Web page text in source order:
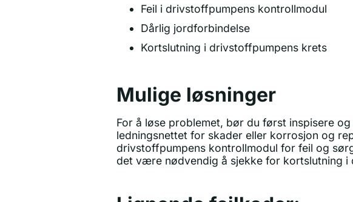
Feil i drivstoffpumpens kontrollmodul
Dårlig jordforbindelse
Kortslutning i drivstoffpumpens krets
Mulige løsninger
For å løse problemet, bør du først inspisere
ledningsnettet for skader eller korrosjon og
drivstoffpumpens kontrollmodul for feil og
det være nødvendig å sjekke for kortslutning